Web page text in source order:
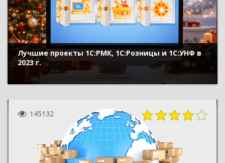
Лучшие проекты 1С:РМК, 1С:Розницы и 1С:УНФ в
2023 г.
145132